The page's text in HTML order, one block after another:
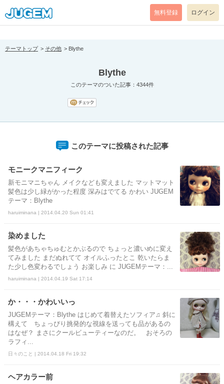
[pear_error: message="Success" code=0 mode=return level=notice
prefix="" info=""]
無料登録 ログイン
テーマトップ その他 Blythe
Blythe
このテーマのついた記事：4344件
このテーマに投稿された記事
モニークマニフィーク
新モニマニちゃん メイクなども変えました マットマット
髪色は少し緑がかった程度 深みはでてる かわい JUGEM
テーマ：Blythe
haruiminana | 2014.04.20 Sun 01:41
染めました
髪色があちゃちゅむとかぶるので ちょっと濃いめに変え
てみました まだぬれてて オイルふったとこ 乾いたらま
た少し色変わるでしょう お楽しみ に JUGEMテーマ：...
haruiminana | 2014.04.19 Sat 17:14
か・・・かわいいっ
JUGEMテーマ：Blythe はじめて着替えたソフィア♫ 斜に
構えて ちょっぴり挑発的な視線を送っても品があるの
はなぜ？ まさにクールビューティーなのだ。 おそろの
ラフィ...
日々のこと | 2014.04.18 Fri 19:32
ヘアカラー前